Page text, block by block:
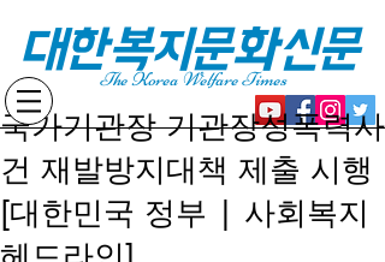
대한복지문화신문
The Korea Welfare Times
국가기관장 기관장성폭력사
건 재발방지대책 제출 시행
[대한민국 정부 | 사회복지